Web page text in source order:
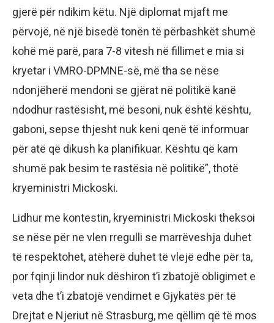
gjerë për ndikim këtu. Një diplomat mjaft me
përvojë, në një bisedë tonën të përbashkët shumë
kohë më parë, para 7-8 vitesh në fillimet e mia si
kryetar i VMRO-DPMNE-së, më tha se nëse
ndonjëherë mendoni se gjërat në politikë kanë
ndodhur rastësisht, më besoni, nuk është kështu,
gaboni, sepse thjesht nuk keni qenë të informuar
për atë që dikush ka planifikuar. Kështu që kam
shumë pak besim te rastësia në politikë”, thotë
kryeministri Mickoski.
Lidhur me kontestin, kryeministri Mickoski theksoi
se nëse për ne vlen rregulli se marrëveshja duhet
të respektohet, atëherë duhet të vlejë edhe për ta,
por fqinji lindor nuk dëshiron t’i zbatojë obligimet e
veta dhe t’i zbatojë vendimet e Gjykatës për të
Drejtat e Njeriut në Strasburg, me qëllim që të mos